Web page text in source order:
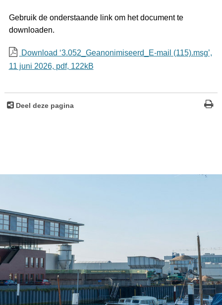
Gebruik de onderstaande link om het document te
downloaden.
Download ‘3.052_Geanonimiseerd_E-mail (115).msg’,
11 juni 2026, pdf, 122kB
Deel deze pagina